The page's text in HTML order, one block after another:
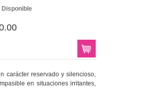
Disponible
carácter reservado y silencioso,
en situaciones irritantes,